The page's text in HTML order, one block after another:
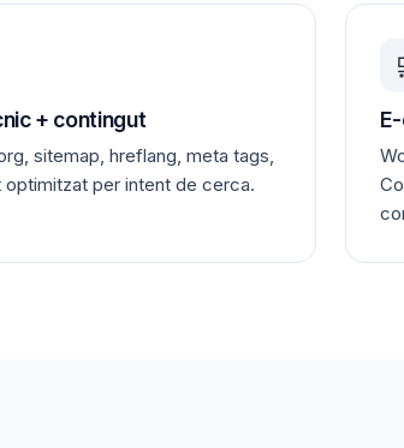
+ contingut
sitemap, hreflang, meta tags,
optimitzat per intent de cerca.